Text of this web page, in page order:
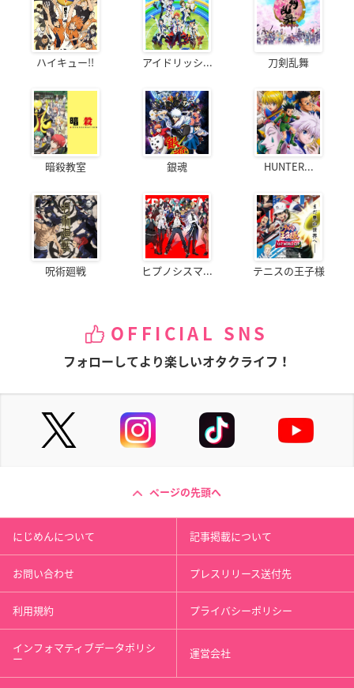
ハイキュー!! アイドリッシ... 刀剣乱舞
暗殺教室 銀魂 HUNTER...
呪術廻戦 ヒプノシスマ... テニスの王子様
OFFICIAL SNS
フォローしてより楽しいオタクライフ！
ページの先頭へ
にじめんについて 記事掲載について
お問い合わせ プレスリリース送付先
利用規約 プライバシーポリシー
インフォマティブデータポリシ
ー 運営会社